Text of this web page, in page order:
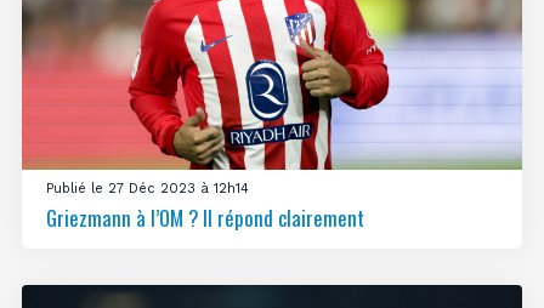
Publié le 27 Déc 2023 à 12h14
Griezmann à l’OM ? Il répond clairement